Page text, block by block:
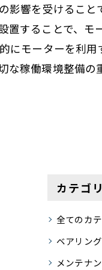
影響を受けること
することで、モ
にモーターを利
な稼働環境整備の
カテゴ
全てのカ
ベアリング
メンテナ